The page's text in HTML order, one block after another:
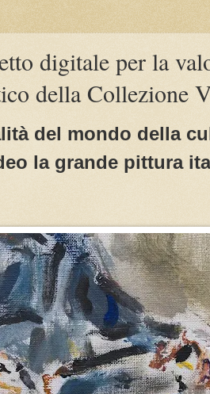
digitale per la
della Collezione
del mondo della
la grande pittura